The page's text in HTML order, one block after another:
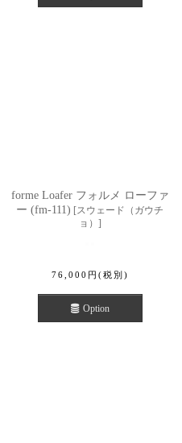
forme Loafer フォルメ ローファ
ー (fm-111) [スウェード（ガウチ
ョ） ]
76,000 円 (税別)
Option